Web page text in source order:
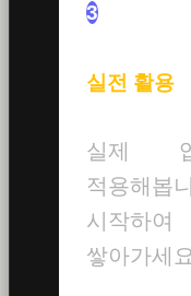
3
실전 활용
실제 업
적용해
시작
쌓아가세